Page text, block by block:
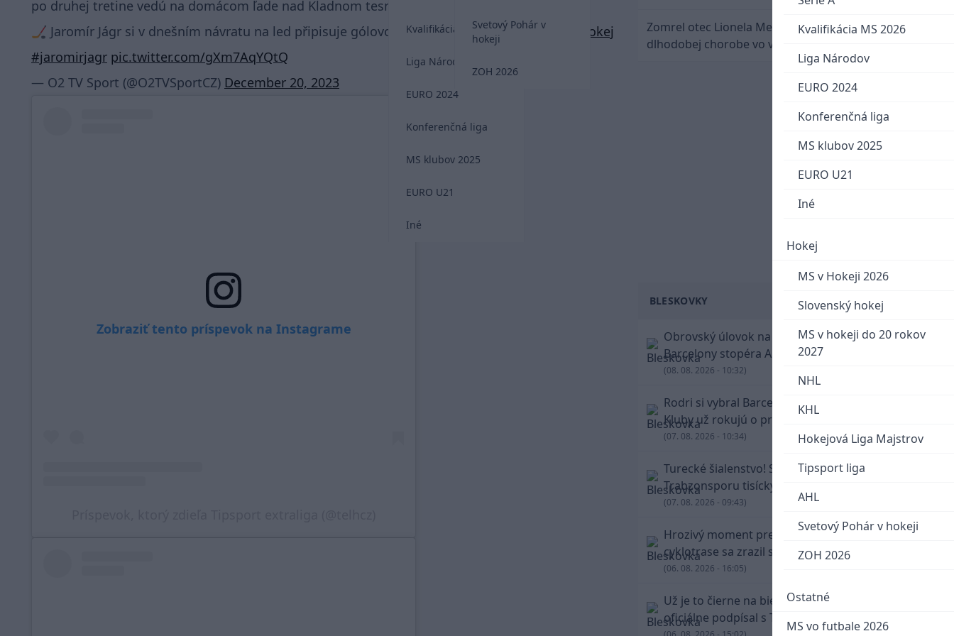
Kvalifikácia MS 2026
Liga Národov
EURO 2024
Konferenčná liga
MS klubov 2025
EURO U21
Iné
Svetový Pohár v
hokeji
ZOH 2026
Kvalifikácia MS 2026
Liga Národov
EURO 2024
Konferenčná liga
MS klubov 2025
EURO U21
Iné
Hokej
MS v Hokeji 2026
Slovenský hokej
MS v hokeji do 20 rokov
2027
NHL
KHL
Hokejová Liga Majstrov
Tipsport liga
AHL
Svetový Pohár v hokeji
ZOH 2026
Ostatné
MS vo futbale 2026
po druhej tretine vedú na domácom ľade nad Kladnom tesne 4:3.
🏒 Jaromír Jágr si v dnešním návratu na led připisuje gólovou asistenci! 👇#TELH #myjsmehokej
#jaromirjagr pic.twitter.com/gXm7AqYQtQ
— O2 TV Sport (@O2TVSportCZ) December 20, 2023
Zobraziť tento príspevok na Instagrame
Zomrel otec Lionela Messiho. Jorge podľahol
dlhodobej chorobe vo veku 68 rokov
BLESKOVKY
Obrovský úlovok na Anfielde: Liverpool získal z
Barcelony stopéra Arauja
(08. 08. 2026 - 10:32)
Rodri si vybral Barcelonu a odmietol Real.
Kluby už rokujú o prestupovej čiastke
(07. 08. 2026 - 10:34)
Turecké šialenstvo! Salaha vítali na štadióne
Trabzonsporu tisícky fanúšikov
(07. 08. 2026 - 09:43)
Hrozivý moment pre Zdena Cháru! Na
cyklotrase sa zrazil s bežcom
(06. 08. 2026 - 16:05)
Už je to čierne na bielom: Mohamed Salah
oficiálne podpísal s Trabzonsporom